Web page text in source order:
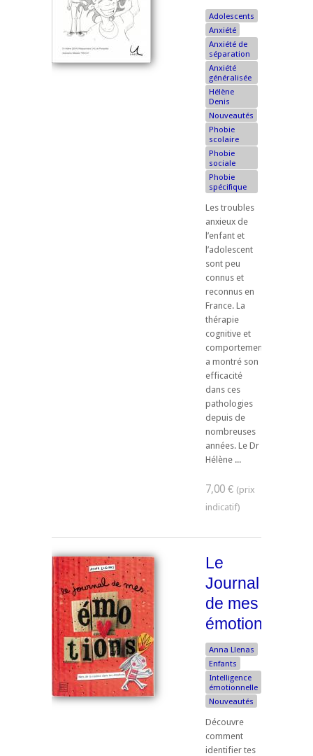
Adolescents
Anxiété
Anxiété de
séparation
Anxiété
généralisée
Hélène
Denis
Nouveautés
Phobie
scolaire
Phobie
sociale
Phobie
spécifique
Les troubles
anxieux de
l’enfant et
l’adolescent
sont peu
connus et
reconnus en
France. La
thérapie
cognitive et
comportementale
a montré son
efficacité
dans ces
pathologies
depuis de
nombreuses
années. Le Dr
Hélène ...
7,00 €
Le
Journal
de mes
émotions
Anna Llenas
Enfants
Intelligence
émotionnelle
Nouveautés
Découvre
comment
identifier tes